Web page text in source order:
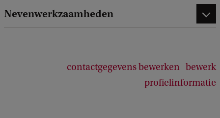
Nevenwerkzaamheden
contactgegevens bewerken bewerk
profielinformatie